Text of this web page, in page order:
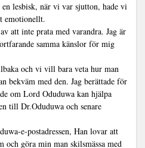
lesbisk, när vi var sjutton, hade vi
emotionellt.
att inte prata med varandra. Jag är
samma känslor för mig
och vi vill bara veta hur man
bekväm med den. Jag berättade för
om Lord Oduduwa kan hjälpa
till Dr.Oduduwa och senare
e-postadressen, Han lovar att
göra min man skilsmässa med